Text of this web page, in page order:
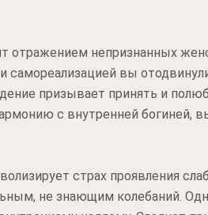
непризнанных
самореализацией вы
призывает принять и
с внутренней богиней,
страх проявления
не знающим колебаний.